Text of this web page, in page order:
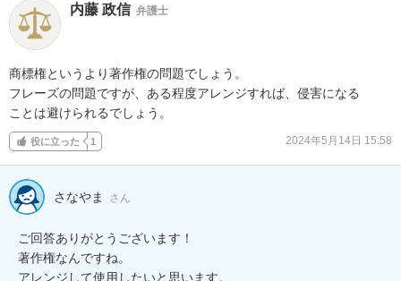
内藤 政信 弁護士
商標権というより著作権の問題でしょう。
フレーズの問題ですが、ある程度アレンジすれば、侵害になる
ことは避けられるでしょう。
役に立った 1 2024年5月14日 15:58
さなやま さん
ご回答ありがとうございます！
著作権なんですね。